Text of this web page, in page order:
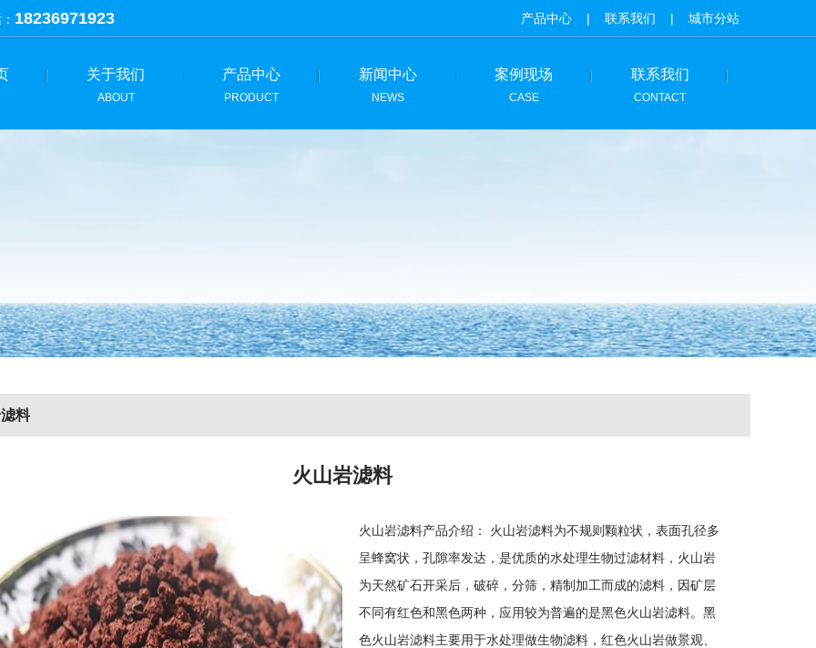
18236971923 产品中心 | 联系我们 | 城市分站
关于我们
ABOUT
产品中心
PRODUCT
新闻中心
NEWS
案例现场
CASE
联系我们
CONTACT
料
火山岩滤料
火山岩滤料产品介绍： 火山岩滤料为不规则颗粒状，表面孔径多
呈蜂窝状，孔隙率发达，是优质的水处理生物过滤材料，火山岩
为天然矿石开采后，破碎，分筛，精制加工而成的滤料，因矿层
不同有红色和黑色两种，应用较为普遍的是黑色火山岩滤料。黑
色火山岩滤料主要用于水处理做生物滤料，红色火山岩做景观、